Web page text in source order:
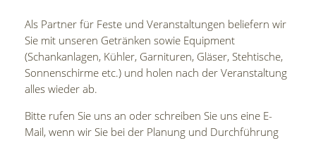
Als Partner für Feste und Veranstaltungen beliefern wir
Sie mit unseren Getränken sowie Equipment
(Schankanlagen, Kühler, Garnituren, Gläser, Stehtische,
Sonnenschirme etc.) und holen nach der Veranstaltung
alles wieder ab.
Bitte rufen Sie uns an oder schreiben Sie uns eine E-
Mail, wenn wir Sie bei der Planung und Durchführung